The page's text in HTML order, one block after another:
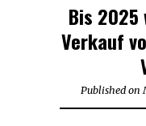
Bis 2025
Verkauf
Published on